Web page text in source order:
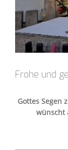
Frohe und
Gottes Segen
wünscht